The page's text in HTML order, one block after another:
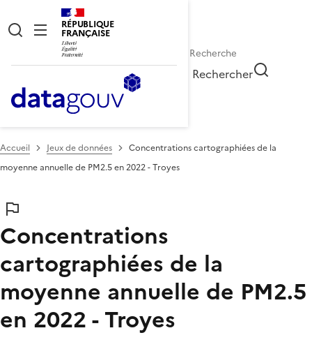
RÉPUBLIQUE
FRANÇAISE
Rechercher
Accueil Jeux de données
Concentrations cartographiées de la
moyenne annuelle de PM2.5 en 2022 - Troyes
Concentrations
cartographiées de la
moyenne annuelle de PM2.5
en 2022 - Troyes